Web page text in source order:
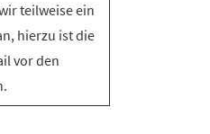
teilweise ein
hierzu ist die
vor den